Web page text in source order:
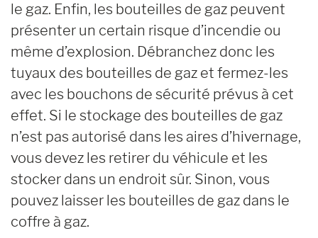
le gaz. Enfin, les bouteilles de gaz peuvent
présenter un certain risque d’incendie ou
même d’explosion. Débranchez donc les
tuyaux des bouteilles de gaz et fermez-les
avec les bouchons de sécurité prévus à cet
effet. Si le stockage des bouteilles de gaz
n’est pas autorisé dans les aires d’hivernage,
vous devez les retirer du véhicule et les
stocker dans un endroit sûr. Sinon, vous
pouvez laisser les bouteilles de gaz dans le
coffre à gaz.